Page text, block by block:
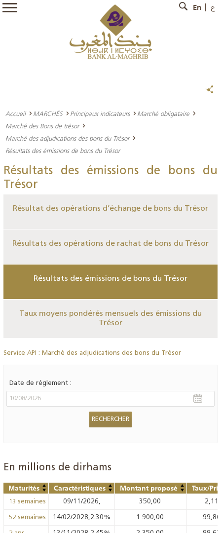
En ع
Accueil MARCHÉS Principaux indicateurs
Marché obligataire
Marché des Bons de trésor
Marché des adjudications des bons du Trésor
Résultats des émissions de bons du Trésor
Résultats des émissions de bons du
Trésor
Résultat des opérations d’échange de bons du Trésor
Résultats des opérations de rachat de bons du Trésor
Résultats des émissions de bons du Trésor
Taux moyens pondérés mensuels des émissions du
Trésor
Service API : Marché des adjudications des bons du Trésor
Date de réglement :
En millions de dirhams
Maturités Caractéristiques Montant proposé Taux/
13 semaines 09/11/2026, 350,00 2,11
52 semaines 14/02/2028,2.30% 1 900,00